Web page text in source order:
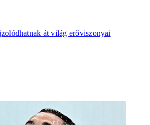
át világ erőviszonyai